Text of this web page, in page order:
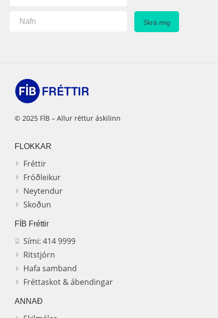
© 2025 FÍB – Allur réttur áskilinn
FLOKKAR
Fréttir
Fróðleikur
Neytendur
Skoðun
FÍB Fréttir
Sími: 414 9999
Ritstjórn
Hafa samband
Fréttaskot & ábendingar
ANNAÐ